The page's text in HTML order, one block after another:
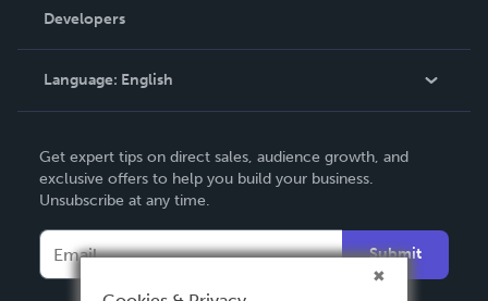
Podcast
Order Lookup
Knowledge Base
Contact Support
Developers
Language: English
Deutsch
Français
Español
Get expert tips on direct sales, audience growth, and
exclusive offers to help you build your business.
Unsubscribe at any time.
Submit